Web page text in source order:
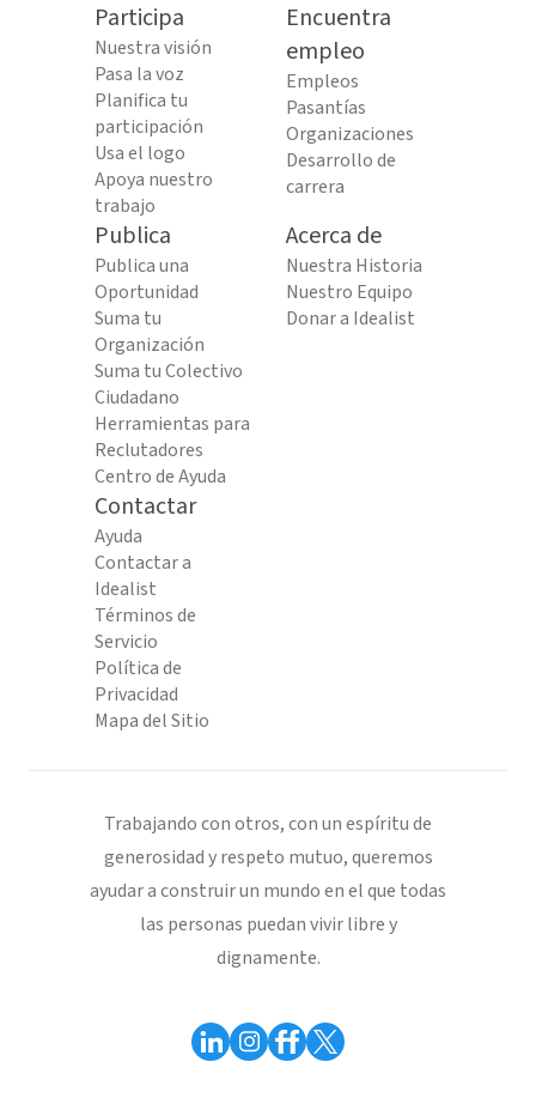
Participa
Nuestra visión
Pasa la voz
Planifica tu
participación
Usa el logo
Apoya nuestro
trabajo
Encuentra
empleo
Empleos
Pasantías
Organizaciones
Desarrollo de
carrera
Publica
Publica una
Oportunidad
Suma tu
Organización
Suma tu Colectivo
Ciudadano
Herramientas para
Reclutadores
Centro de Ayuda
Acerca de
Nuestra Historia
Nuestro Equipo
Donar a Idealist
Contactar
Ayuda
Contactar a
Idealist
Términos de
Servicio
Política de
Privacidad
Mapa del Sitio
Trabajando con otros, con un espíritu de
generosidad y respeto mutuo, queremos
ayudar a construir un mundo en el que todas
las personas puedan vivir libre y
dignamente.